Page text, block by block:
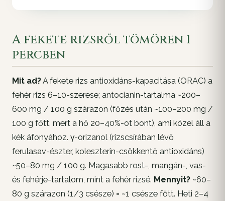
A fekete rizsről tömören 1
percben
Mit ad?A fekete rizs antioxidáns-kapacitása (ORAC) a
fehér rizs 6–10-szerese; antocianin-tartalma ~200–
600 mg / 100 g szárazon (főzés után ~100–200 mg /
100 g főtt, mert a hő 20–40%-ot bont), ami közel áll a
kék áfonyához. γ-orizanol (rizscsírában lévő
ferulasav-észter, koleszterin-csökkentő antioxidáns)
~50–80 mg / 100 g. Magasabb rost-, mangán-, vas-
és fehérje-tartalom, mint a fehér rizsé. Mennyit? ~60–
80 g szárazon (1/3 csésze) = ~1 csésze főtt. Heti 2–4